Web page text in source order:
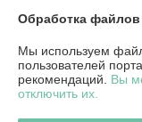
Индивидуальный
кв.2
Регистрационный
Обработка
Мы используем
пользователей
рекомендаций. Вы
отключить их.